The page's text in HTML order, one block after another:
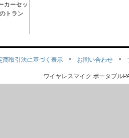
カーセッ
トラン
商取引法に基づく表示 お問い合わせ
ワイヤレスマイク ポータブル